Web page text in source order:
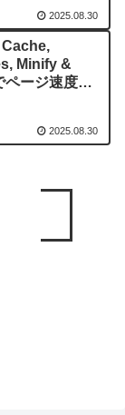
2025.08.30
Cache,
Minify &
ージ速度と
2025.08.30